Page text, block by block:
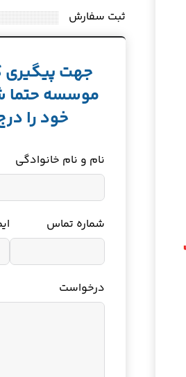
ثبت سفارش
جهت پیگیری
موسسه حتما
خود را
نام و نام خانوادگی
شماره تماس
درخواست